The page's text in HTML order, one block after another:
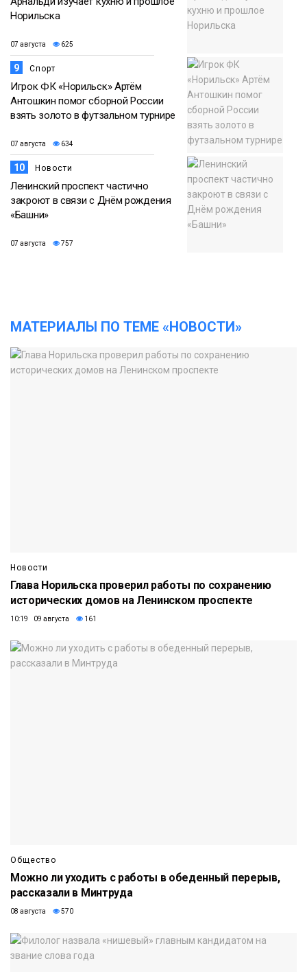
Норильска
07 августа 625
9 Спорт
Игрок ФК «Норильск» Артём
Антошкин помог сборной России
взять золото в футзальном турнире
07 августа 634
10 Новости
Ленинский проспект частично
закроют в связи с Днём рождения
«Башни»
07 августа 757
МАТЕРИАЛЫ ПО ТЕМЕ «НОВОСТИ»
Новости
Глава Норильска проверил работы по сохранению
исторических домов на Ленинском проспекте
10:19 09 августа 161
Общество
Можно ли уходить с работы в обеденный перерыв,
рассказали в Минтруда
08 августа 570